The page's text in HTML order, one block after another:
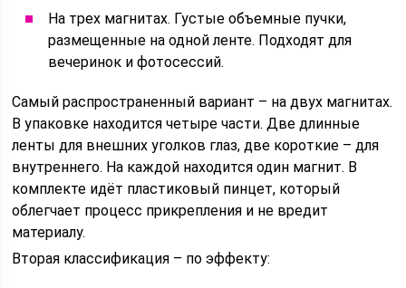
На трех магнитах. Густые объемные пучки,
размещенные на одной ленте. Подходят для
вечеринок и фотосессий.
Самый распространенный вариант – на двух магнитах.
В упаковке находится четыре части. Две длинные
ленты для внешних уголков глаз, две короткие – для
внутреннего. На каждой находится один магнит. В
комплекте идёт пластиковый пинцет, который
облегчает процесс прикрепления и не вредит
материалу.
Вторая классификация – по эффекту: